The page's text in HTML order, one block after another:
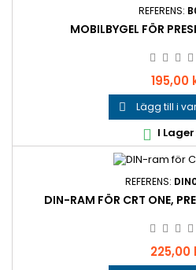
REFERENS:
MOBILBYGEL FÖR
Pris
195,00
 Lägg till i
 I Lager
REFERENS:
DIN-RAM FÖR CRT ONE,
Pris
225,00